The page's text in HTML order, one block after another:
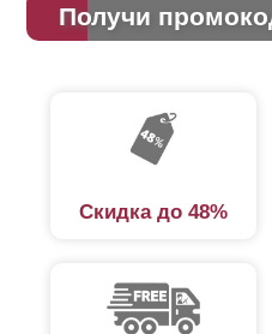
Получи
Скидка до 48%